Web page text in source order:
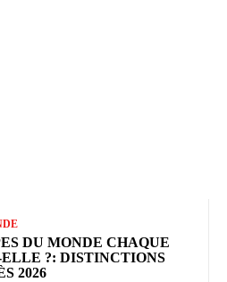
DU MONDE CHAQUE
?: DISTINCTIONS
2026